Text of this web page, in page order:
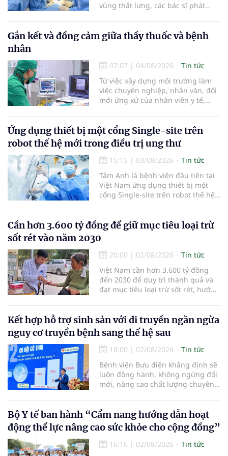
vùng thắt lưng, các bác sĩ phát
biểu mô tế bào thận. Với khối u còn
ở giai đoạn sớm, người bệnh được
bằng phẫu thuật robot thay vì phải
cắt bỏ toàn bộ quả thận như trước
đây.
Gắn kết và đồng cảm giữa thầy thuốc và bệnh
nhân
07:07 | 04/08/2026
Tin tức
Từ việc xây dựng môi trường làm
việc chuyên nghiệp, nhân văn, đổi
mới ứng xử của nhân viên y tế,
đồng cảm, gắn kết cao giữa thầy
thuốc với bệnh nhân.
Ứng dụng thiết bị một cổng Single-site trên
robot thế hệ mới trong điều trị ung thư
15:15 | 03/08/2026
Tin tức
Tâm Anh là bệnh viện đầu tiên tại
Việt Nam ứng dụng thiết bị một
cổng Single-site trên robot thế hệ
Cần hơn 3.600 tỷ đồng để giữ mục tiêu loại trừ
sốt rét vào năm 2030
20:00 | 02/08/2026
Tin tức
Việt Nam cần hơn 3.600 tỷ đồng
đến 2030 để duy trì thành quả và
đạt mục tiêu loại trừ sốt rét, hướng
Kết hợp hỗ trợ sinh sản với di truyền ngăn ngừa
nguy cơ truyền bệnh sang thế hệ sau
18:00 | 02/08/2026
Tin tức
Bệnh viện Bưu điện khẳng định sẽ
luôn đồng hành, không ngừng đổi
mới, nâng cao chất lượng chuyên
thành “có thể”, giúp ngày càng
nhiều gia đình vô sinh, hiếm muộn
sớm tìm được hạnh phúc trọn vẹn,
đón con yêu khỏe mạnh chào đời.
Bộ Y tế ban hành “Cẩm nang hướng dẫn hoạt
động thể lực nâng cao sức khỏe cho cộng đồng”
16:16 | 02/08/2026
Tin tức